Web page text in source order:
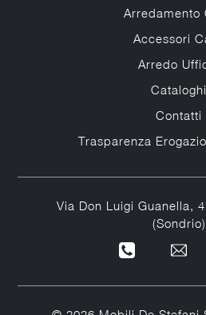
Arredamento
Accessori
Arredo
Cataloghi
Contatti
Trasparenza
Via Don Luigi Guanella,
(Sondrio)